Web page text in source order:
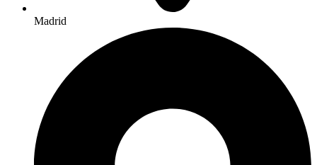
Madrid